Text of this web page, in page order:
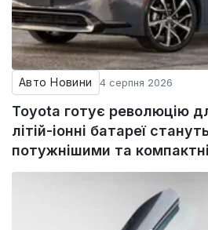
Авто Новини 4 серпня 2026
Toyota готує революцію
літій-іонні батареї
потужнішими та